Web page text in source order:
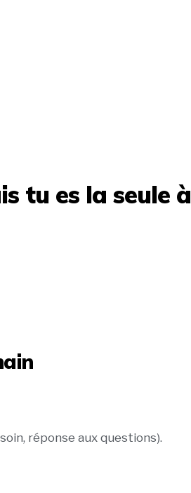
tu es la seule à
réponse aux questions).